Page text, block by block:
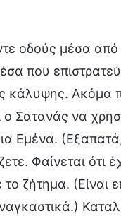
οδούς μέσα
που
κάλυψης. Ακόμα
Σατανάς να
Εμένα.
Φαίνεται
ζήτημα. (Είναι